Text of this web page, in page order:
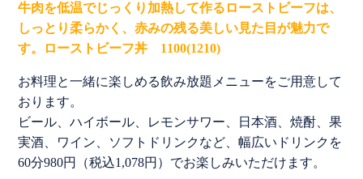
牛肉を低温でじっくり加熱して作るローストビーフは、
しっとり柔らかく、赤みの残る美しい見た目が魅力で
す。ローストビーフ丼 1100(1210)
お料理と一緒に楽しめる飲み放題メニューをご用意して
おります。
ビール、ハイボール、レモンサワー、日本酒、焼酎、果
実酒、ワイン、ソフトドリンクなど、幅広いドリンクを
60分980円（税込1,078円）でお楽しみいただけます。